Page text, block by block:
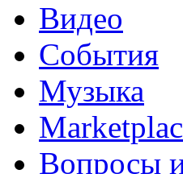
Видео
События
Музыка
Вопросы